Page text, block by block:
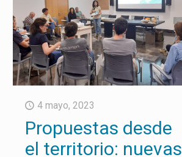
4 mayo, 2023
Propuestas desde
el territorio: nuevas